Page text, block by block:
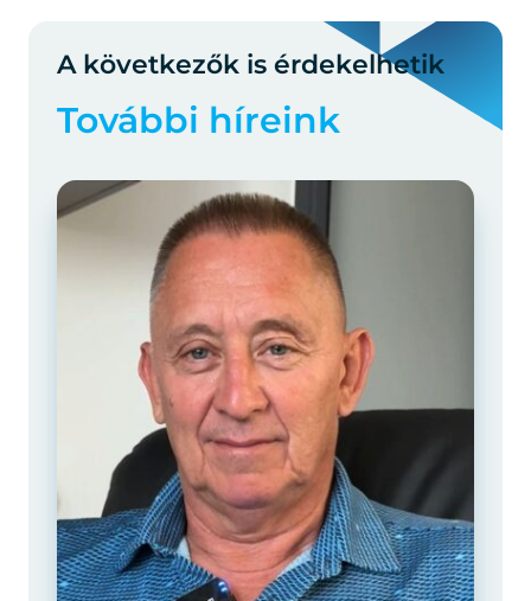
A következők is érdekelhetik
További híreink